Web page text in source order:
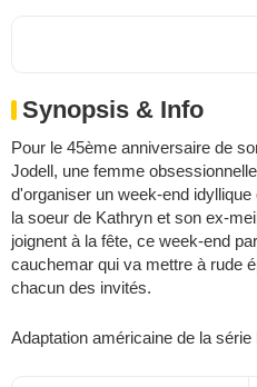
Synopsis & Info
Pour le 45ème anniversaire de
Jodell, une femme
d'organiser un week-end
la soeur de Kathryn et son ex-
joignent à la fête, ce week-end
cauchemar qui va mettre à rude
chacun des invités.
Adaptation américaine de la série